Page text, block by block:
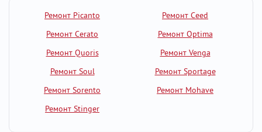
Ремонт Picanto
Ремонт Ceed
Ремонт Cerato
Ремонт Optima
Ремонт Quoris
Ремонт Venga
Ремонт Soul
Ремонт Sportage
Ремонт Sorento
Ремонт Mohave
Ремонт Stinger